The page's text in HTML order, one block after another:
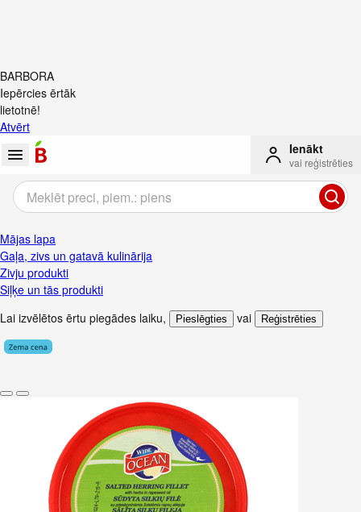
BARBORA
Iepērcies ērtāk
lietotnē!
Atvērt
Ienākt
vai reģistrēties
Mājas lapa
Gaļa, zivs un gatavā kulinārija
Zivju produkti
Siļķe un tās produkti
Lai izvēlētos ērtu piegādes laiku, Pieslēgties vai Reģistrēties